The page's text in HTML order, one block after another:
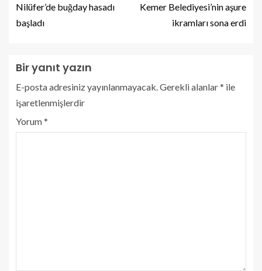
Nilüfer’de buğday hasadı
başladı
Kemer Belediyesi’nin aşure
ikramları sona erdi
Bir yanıt yazın
E-posta adresiniz yayınlanmayacak. Gerekli alanlar* ile
işaretlenmişlerdir
Yorum*